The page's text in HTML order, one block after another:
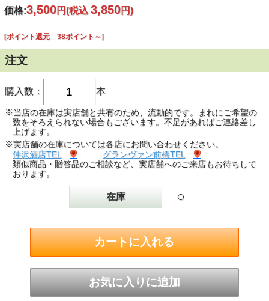
価格:3,500円(税込 3,850円)
[ポイント還元 38ポイント～]
注文
購入数： 本
※当店の在庫は実店舗と共有のため、流動的です。まれにご希望の
数をそろえられない場合もございます。不足があればご連絡差し
上げます。
※実店舗の在庫については各店にお問い合わせください。
仲沢酒店TEL
グランヴァン前橋TEL
類似商品・贈答品のご相談など、実店舗へのご来店もお待ちして
おります。
在庫 ○